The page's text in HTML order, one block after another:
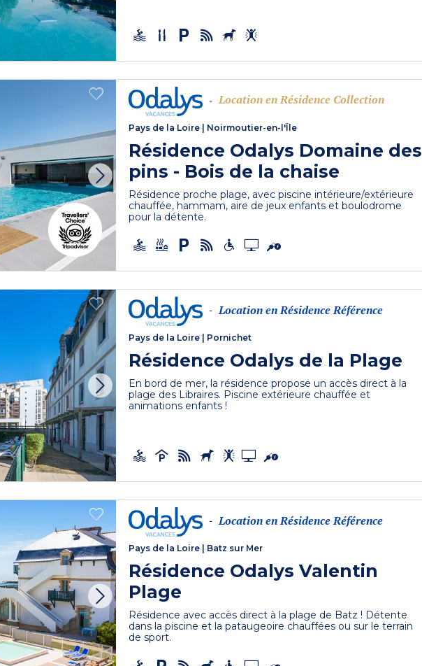
- Location en Résidence Collection
Pays de la Loire | Noirmoutier-en-l'Île
Résidence Odalys Domaine des
pins - Bois de la chaise
Résidence proche plage, avec piscine intérieure/extérieure
chauffée, hammam, aire de jeux enfants et boulodrome
pour la détente.
- Location en Résidence Référence
Pays de la Loire Pornichet
Résidence Odalys de la Plage
En bord de mer, la résidence propose un accès direct à la
plage des Libraires. Piscine extérieure chauffée et
animations enfants !
- Location en Résidence Référence
Pays de la Loire Batz sur Mer
Résidence Odalys Valentin
Plage
Résidence avec accès direct à la plage de Batz ! Détente
dans la piscine et la pataugeoire chauffées ou sur le terrain
de sport.